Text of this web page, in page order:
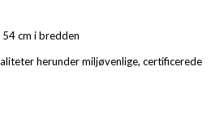
cm i bredden
herunder miljøvenlige, certificerede